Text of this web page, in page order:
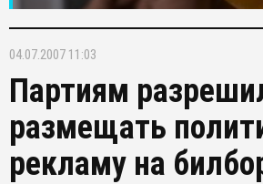
04.07.2007 11:03
Партиям
размещать
рекламу на